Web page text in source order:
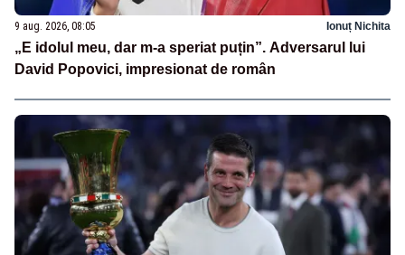
9 aug. 2026, 08:05 Ionuț Nichita
„E idolul meu, dar m-a speriat puțin”. Adversarul lui
David Popovici, impresionat de român